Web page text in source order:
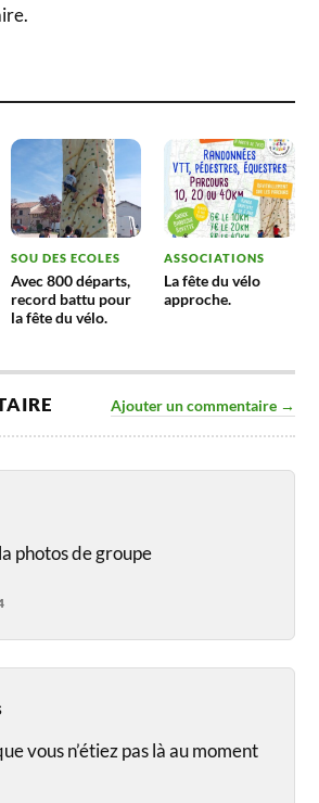
SOU DES ECOLES
Avec 800 départs,
record battu pour
la fête du vélo.
ASSOCIATIONS
La fête du vélo
approche.
Ajouter un commentaire →
photos de groupe
vous n’étiez pas là au moment